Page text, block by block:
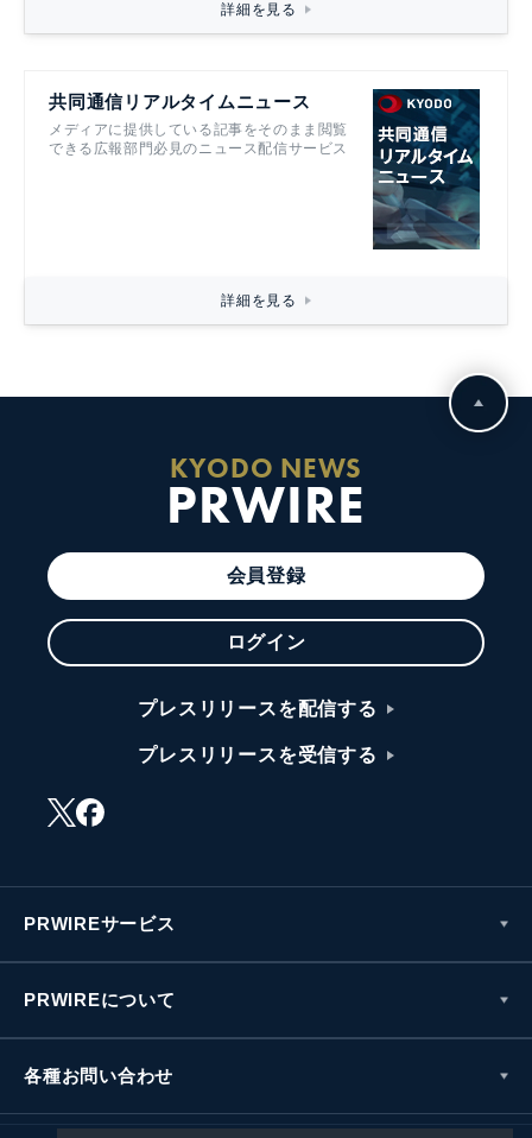
詳細を見る
共同通信リアルタイムニュース
メディアに提供している記事をそのまま閲覧
できる広報部門必見のニュース配信サービス
詳細を見る
KYODO NEWS
PRWIRE
会員登録
ログイン
プレスリリースを配信する
プレスリリースを受信する
PRWIREサービス
PRWIREについて
各種お問い合わせ